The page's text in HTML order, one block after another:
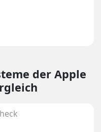
der Apple